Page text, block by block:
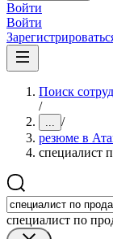
Войти
Войти
Поиск
/
... /
резюме в
специалист
специалист по